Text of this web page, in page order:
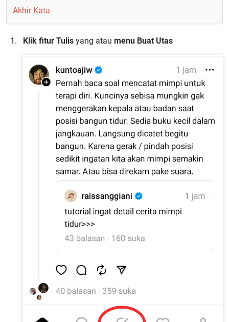
Akhir Kata
Klik fitur Tulis yang atau menu Buat Utas